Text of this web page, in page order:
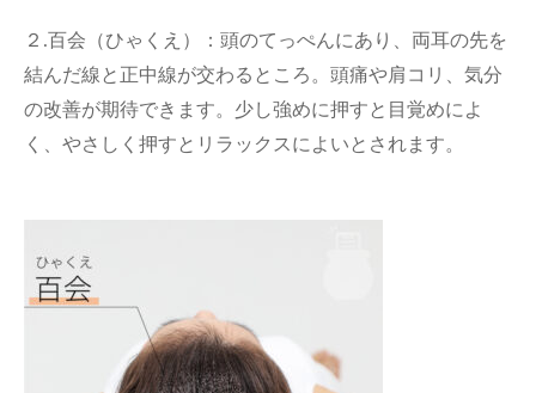
２.百会（ひゃくえ）：頭のてっぺんにあり、両耳の先を
結んだ線と正中線が交わるところ。頭痛や肩コリ、気分
の改善が期待できます。少し強めに押すと目覚めによ
く、やさしく押すとリラックスによいとされます。